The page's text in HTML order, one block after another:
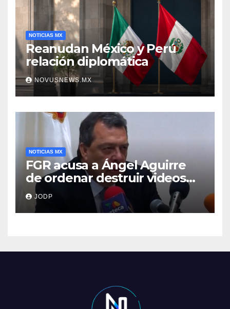
NOTICIAS MX
Reanudan México y Perú
relación diplomática
NOVUSNEWS.MX
NOTICIAS MX
FGR acusa a Ángel Aguirre
de ordenar destruir videos
clave del caso Ayotzinapa
JODP